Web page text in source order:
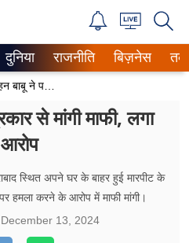
दुनिया राजनीति बिज़नेस
से मांगी माफी, लगा
स्थित अपने घर के बाहर हुई मारपीट के
हमला करने के आरोप में माफी मांगी।
December 13, 2024